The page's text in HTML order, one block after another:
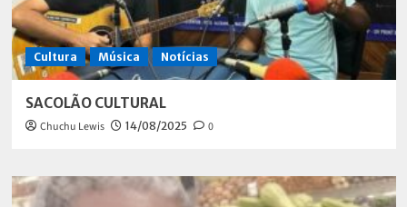
Cultura Música Notícias
SACOLÃO CULTURAL
Chuchu Lewis 14/08/2025 0